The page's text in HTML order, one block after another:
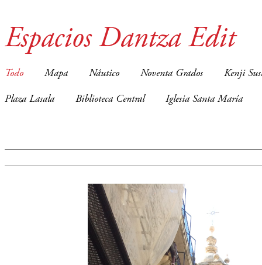
Espacios Dantza Edit
Todo Mapa Náutico Noventa Grados Kenji
Plaza Lasala Biblioteca Central Iglesia Santa María